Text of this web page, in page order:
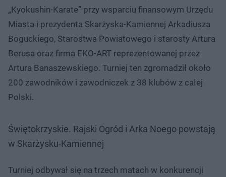
„Kyokushin-Karate” przy wsparciu finansowym Urzędu
Miasta i prezydenta Skarżyska-Kamiennej Arkadiusza
Boguckiego, Starostwa Powiatowego i starosty Artura
Berusa oraz firma EKO-ART reprezentowanej przez
Artura Banaszewskiego. Turniej ten zgromadził około
200 zawodników i zawodniczek z 38 klubów z całej
Polski.
Świętokrzyskie. Rajski Ogród i Arka Noego powstają
w Skarżysku-Kamiennej
Turniej odbywał się na trzech matach w konkurencji